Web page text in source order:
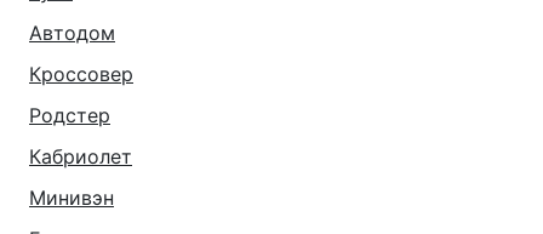
Автодом
Кроссовер
Родстер
Кабриолет
Минивэн